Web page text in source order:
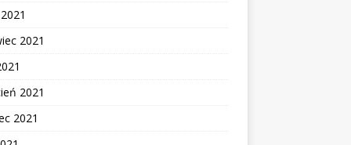
2021
2021
2021